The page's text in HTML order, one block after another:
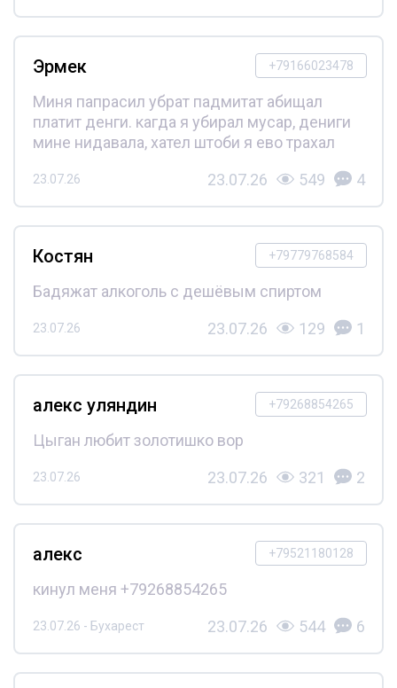
+79166023478
Эрмек
Миня папрасил убрат падмитат абищал
платит денги. кагда я убирал мусар, дениги
мине нидавала, хател штоби я ево трахал
23.07.26 23.07.26 549 4
+79779768584
Костян
Бадяжат алкоголь с дешёвым спиртом
23.07.26 23.07.26 129 1
+79268854265
алекс уляндин
Цыган любит золотишко вор
23.07.26 23.07.26 321 2
+79521180128
алекс
кинул меня +79268854265
23.07.26 - Бухарест 23.07.26 544 6